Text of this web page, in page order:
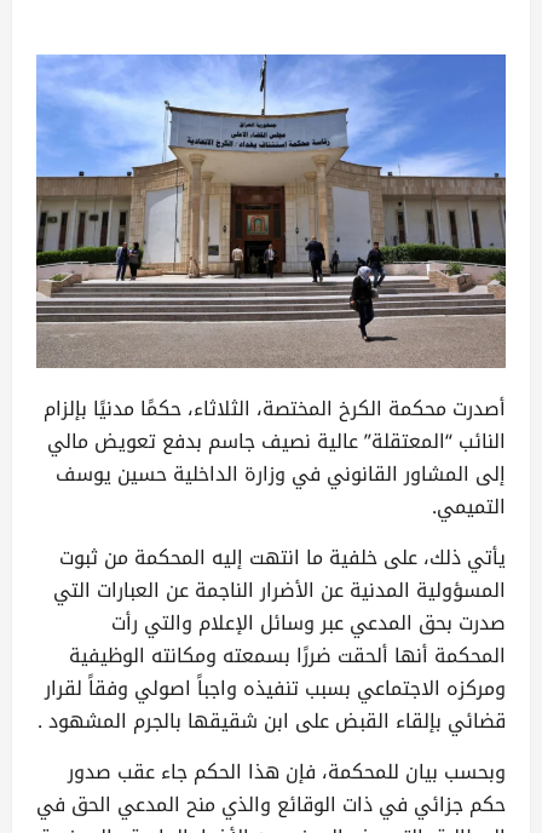
أصدرت محكمة الكرخ المختصة، الثلاثاء، حكمًا مدنيًا بإلزام
النائب “المعتقلة” عالية نصيف جاسم بدفع تعويض مالي
إلى المشاور القانوني في وزارة الداخلية حسين يوسف
التميمي.
يأتي ذلك، على خلفية ما انتهت إليه المحكمة من ثبوت
المسؤولية المدنية عن الأضرار الناجمة عن العبارات التي
صدرت بحق المدعي عبر وسائل الإعلام والتي رأت
المحكمة أنها ألحقت ضررًا بسمعته ومكانته الوظيفية
ومركزه الاجتماعي بسبب تنفيذه واجباً اصولي وفقاً لقرار
قضائي بإلقاء القبض على ابن شقيقها بالجرم المشهود .
وبحسب بيان للمحكمة، فإن هذا الحكم جاء عقب صدور
حكم جزائي في ذات الوقائع والذي منح المدعي الحق في